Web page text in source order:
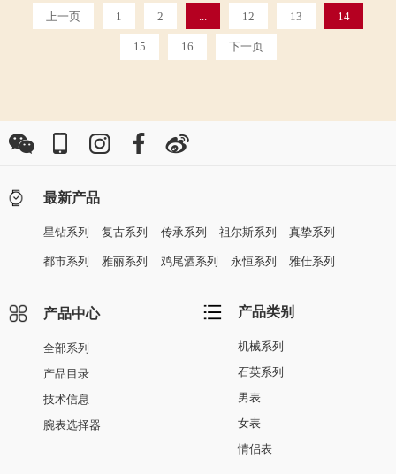
上一页 1 2 12 13 14
15 16 下一页
最新产品
星钻系列 复古系列 传承系列 祖尔斯系列 真挚系列
都市系列 雅丽系列 鸡尾酒系列 永恒系列 雅仕系列
产品中心
全部系列
产品目录
技术信息
腕表选择器
产品类别
机械系列
石英系列
男表
女表
情侣表